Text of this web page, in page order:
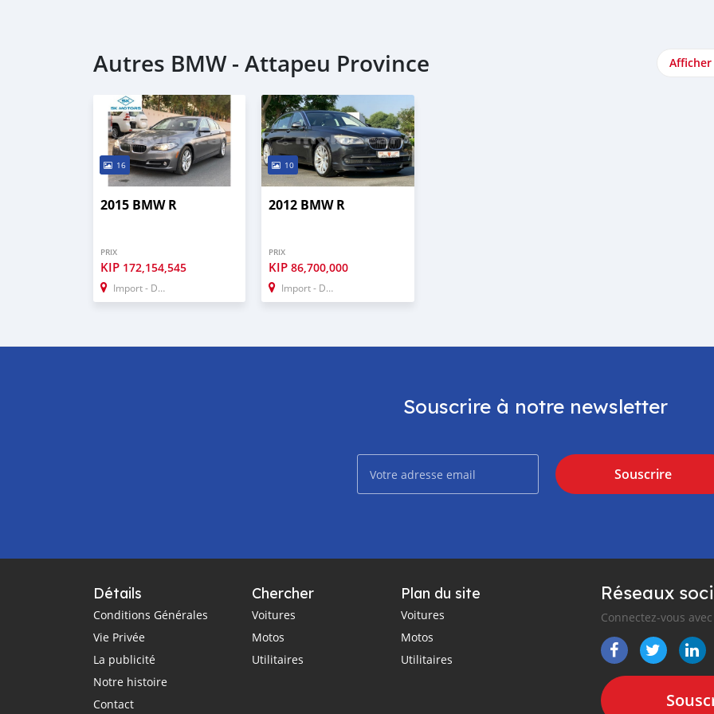
Autres BMW - Attapeu Province
16
2015 BMW R
PRIX
KIP 172,154,545
Import - Dubai
10
2012 BMW R
PRIX
KIP86,700,000
Import - Dubai
Souscrire à notre newsletter
Souscrire
Détails
Conditions Générales
Vie Privée
La publicité
Notre histoire
Contact
Chercher
Voitures
Motos
Utilitaires
Plan du site
Voitures
Motos
Utilitaires
Réseaux
Connectez-vous